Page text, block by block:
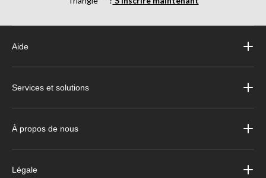
Aide
Services et solutions
À propos de nous
Légale